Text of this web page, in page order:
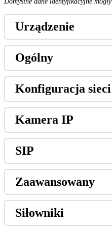
Urządzenie
Ogólny
Konfiguracja sieci
Kamera IP
SIP
Zaawansowany
Siłowniki